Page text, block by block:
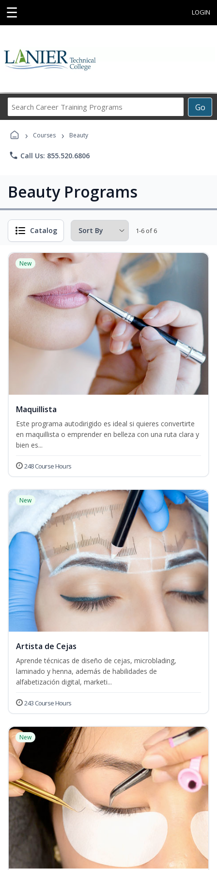
☰ LOGIN
Go
Career
› Courses › Beauty
phone Call Us: 855.520.6806
Beauty Programs
Catalog 1-6 of 6
New
Maquillista
Este programa autodirigido es ideal si quieres convertirte
en maquillista o emprender en belleza con una ruta clara y
bien es...
248 Course Hours
New
Artista de Cejas
Aprende técnicas de diseño de cejas, microblading,
laminado y henna, además de habilidades de
alfabetización digital, marketi...
243 Course Hours
New